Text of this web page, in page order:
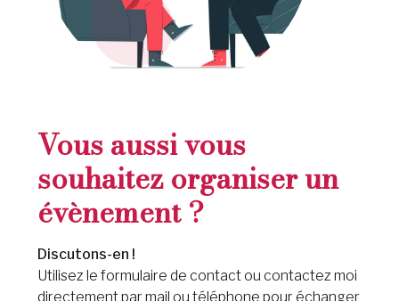
Vous aussi vous
souhaitez organiser un
évènement ?
Discutons-en !
Utilisez le formulaire de contact ou contactez moi
directement par mail ou téléphone pour échanger